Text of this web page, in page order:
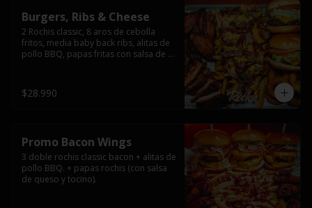
Burgers, Ribs & Cheese
2 Rochis classic, 8 aros de cebolla
fritos, media baby back ribs, alitas de
pollo BBQ, papas fritas con salsa de
$28.990
Promo Bacon Wings
3 doble rochis classic bacon + alitas de
pollo BBQ. + papas rochis (con salsa
de queso y tocino).